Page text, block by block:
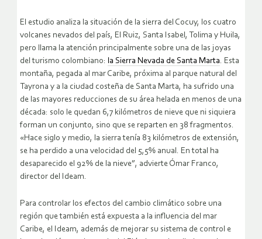
El estudio analiza la situación de la sierra del Cocuy, los cuatro
volcanes nevados del país, El Ruiz, Santa Isabel, Tolima y Huila,
pero llama la atención principalmente sobre una de las joyas
del turismo colombiano: la Sierra Nevada de Santa Marta. Esta
montaña, pegada al mar Caribe, próxima al parque natural del
Tayrona y a la ciudad costeña de Santa Marta, ha sufrido una
de las mayores reducciones de su área helada en menos de una
década: solo le quedan 6,7 kilómetros de nieve que ni siquiera
forman un conjunto, sino que se reparten en 38 fragmentos.
«Hace siglo y medio, la sierra tenía 83 kilómetros de extensión,
se ha perdido a una velocidad del 5,5% anual. En total ha
desaparecido el 92% de la nieve”, advierte Ómar Franco,
director del Ideam.
Para controlar los efectos del cambio climático sobre una
región que también está expuesta a la influencia del mar
Caribe, el Ideam, además de mejorar su sistema de control e